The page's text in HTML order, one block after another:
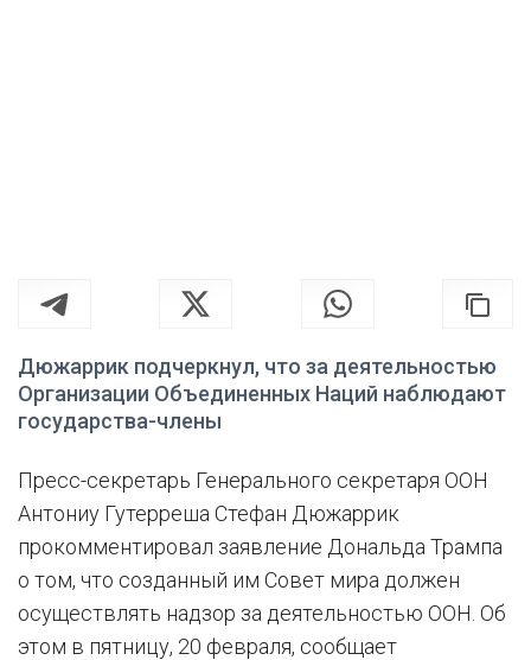
Дюжаррик подчеркнул, что за деятельностью
Организации Объединенных Наций наблюдают
государства-члены
Пресс-секретарь Генерального секретаря ООН
Антониу Гутерреша Стефан Дюжаррик
прокомментировал заявление Дональда Трампа
о том, что созданный им Совет мира должен
осуществлять надзор за деятельностью ООН. Об
этом в пятницу, 20 февраля, сообщает